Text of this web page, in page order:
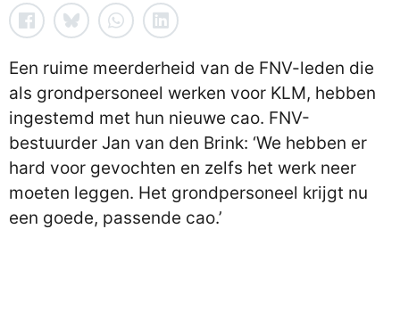
Een ruime meerderheid van de FNV-leden die
als grondpersoneel werken voor KLM, hebben
ingestemd met hun nieuwe cao. FNV-
bestuurder Jan van den Brink: ‘We hebben er
hard voor gevochten en zelfs het werk neer
moeten leggen. Het grondpersoneel krijgt nu
een goede, passende cao.’